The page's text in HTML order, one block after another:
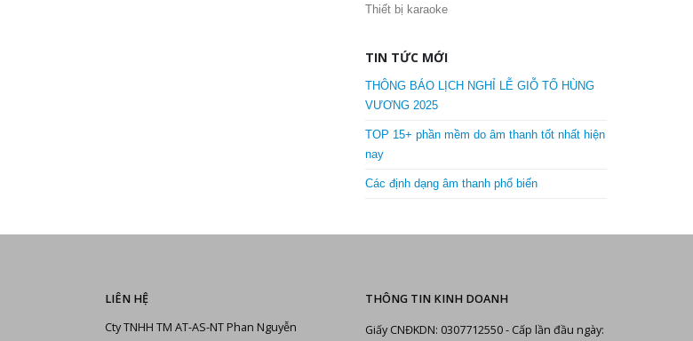
Thiết bị karaoke
TIN TỨC MỚI
THÔNG BÁO LỊCH NGHỈ LỄ GIỖ TỔ HÙNG
VƯƠNG 2025
TOP 15+ phần mềm do âm thanh tốt nhất hiện
nay
Các định dạng âm thanh phổ biến
LIÊN HỆ
Cty TNHH TM AT-AS-NT Phan Nguyễn
THÔNG TIN KINH DOANH
Giấy CNĐKDN: 0307712550 - Cấp lần đầu ngày: